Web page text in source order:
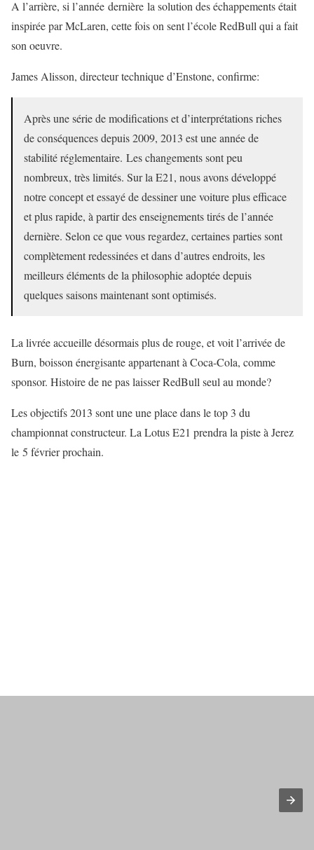
A l’arrière, si l’année dernière la solution des échappements était
inspirée par McLaren, cette fois on sent l’école RedBull qui a fait
son oeuvre.
James Alisson, directeur technique d’Enstone, confirme:
Après une série de modifications et d’interprétations riches
de conséquences depuis 2009, 2013 est une année de
stabilité réglementaire. Les changements sont peu
nombreux, très limités. Sur la E21, nous avons développé
notre concept et essayé de dessiner une voiture plus efficace
et plus rapide, à partir des enseignements tirés de l’année
dernière. Selon ce que vous regardez, certaines parties sont
complètement redessinées et dans d’autres endroits, les
meilleurs éléments de la philosophie adoptée depuis
quelques saisons maintenant sont optimisés.
La livrée accueille désormais plus de rouge, et voit l’arrivée de
Burn, boisson énergisante appartenant à Coca-Cola, comme
sponsor. Histoire de ne pas laisser RedBull seul au monde?
Les objectifs 2013 sont une une place dans le top 3 du
championnat constructeur. La Lotus E21 prendra la piste à Jerez
le 5 février prochain.